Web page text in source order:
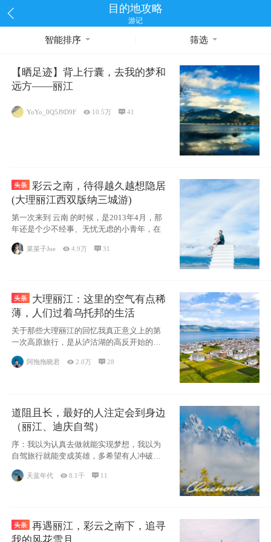
目的地攻略
游记
智能排序 筛选
【晒足迹】背上行囊，去我的梦和
远方——丽江
YoYo_0Q5J9D9F  10.5万 41
彩云之南，待得越久越想隐居
(大理丽江西双版纳三城游)
第一次来到 云南 的时候，是2013年4月，那
年还是个少不经事、无忧无虑的小青年，在
菜菜子Joe 4.9万  31
大理丽江：这里的空气有点稀
薄，人们过着乌托邦的生活
关于那些大理丽江的回忆我真正意义上的第
一次高原旅行，是从泸沽湖的高反开始的，
因为感冒
阿拖拖晓君 2.0万 28
道阻且长，最好的人注定会到身边
（丽江、迪庆自驾）
序：我以为认真去做就能实现梦想，我以为
自驾旅行就能变成英雄，多希望有人冲破疑
天蓝年代 8.1千  11
再遇丽江，彩云之南下，追寻